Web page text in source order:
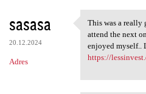
sasasa
20.12.2024
Adres
This was a
This was a really
attend the next
enjoyed myself..
https://